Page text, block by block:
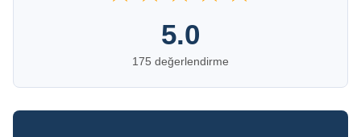
5.0
175 değerlendirme